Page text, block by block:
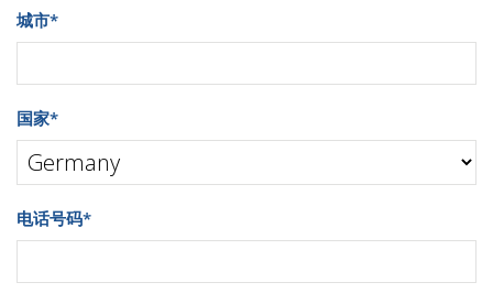
城市*
国家*
电话号码*